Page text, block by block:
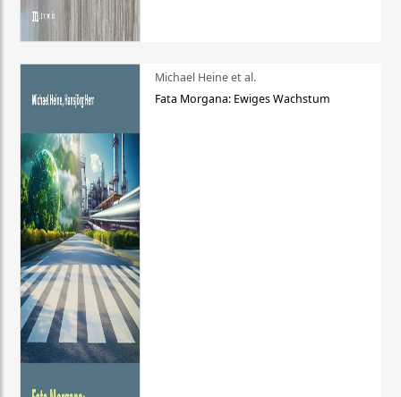
Michael Heine et al.
Fata Morgana: Ewiges Wachstum